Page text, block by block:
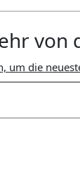
von
um die